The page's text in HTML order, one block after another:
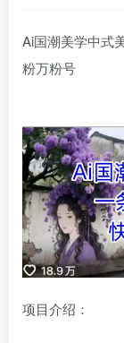
Ai国潮美学中式
粉万粉号
项目介绍：